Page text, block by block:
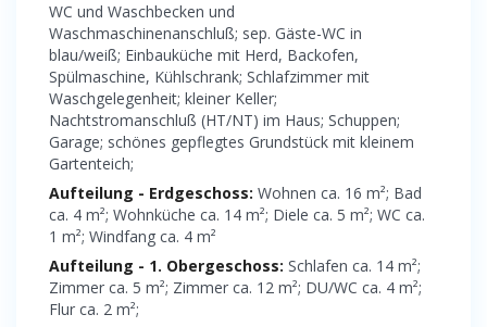
WC und Waschbecken und
Waschmaschinenanschluß; sep. Gäste-WC in
blau/weiß; Einbauküche mit Herd, Backofen,
Spülmaschine, Kühlschrank; Schlafzimmer mit
Waschgelegenheit; kleiner Keller;
Nachtstromanschluß (HT/NT) im Haus; Schuppen;
Garage; schönes gepflegtes Grundstück mit kleinem
Gartenteich;
Aufteilung - Erdgeschoss: Wohnen ca. 16 m²; Bad
ca. 4 m²; Wohnküche ca. 14 m²; Diele ca. 5 m²; WC ca.
1 m²; Windfang ca. 4 m²
Aufteilung - 1. Obergeschoss: Schlafen ca. 14 m²;
Zimmer ca. 5 m²; Zimmer ca. 12 m²; DU/WC ca. 4 m²;
Flur ca. 2 m²;